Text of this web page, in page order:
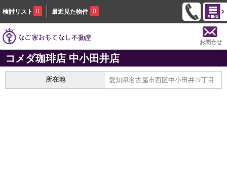
検討リスト 0 最近見た物件 0
お問合せ
コメダ珈琲店 中小田井店
所在地 愛知県名古屋市西区中小田井３丁目